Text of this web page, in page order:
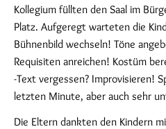
Kollegium füllten den Saal im
Platz. Aufgeregt warteten die
Bühnenbild wechseln! Töne
Requisiten anreichen! Kostüm
-Text vergessen? Improvisieren!
letzten Minute, aber auch sehr
Die Eltern dankten den Kindern